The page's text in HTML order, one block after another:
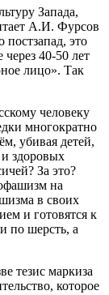
Запада,
А.И. Фурсов
постзапад, это
40-50 лет
лицо». Так
человеку
многократно
убивая детей,
здоровых
За это?
на
в своих
и готовятся к
по шерсть, а
тезис маркиза
которое